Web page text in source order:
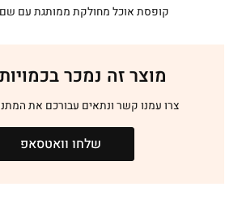
קופסת אוכל מחולקת ממותגת עם שם
מוצר זה נמכר
צרו עמנו קשר ונתאים עבורכם את
שלחו וואטסאפ